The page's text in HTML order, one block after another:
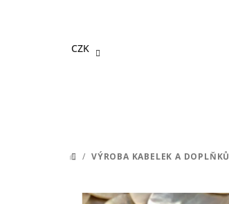
CZK
DOMŮ
/ VÝROBA KABELEK A DOPLŇKŮ